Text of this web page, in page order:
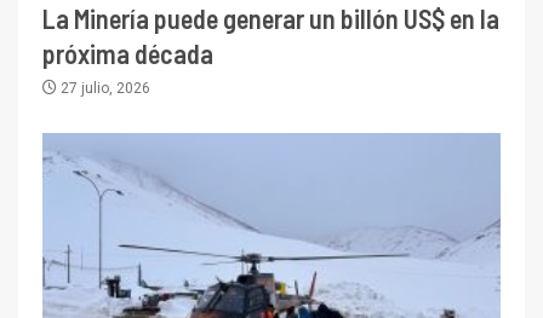
La Minería puede generar un billón US$ en la
próxima década
27 julio, 2026